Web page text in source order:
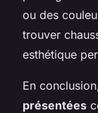
ou des
trouver
esthétique
En
présentées